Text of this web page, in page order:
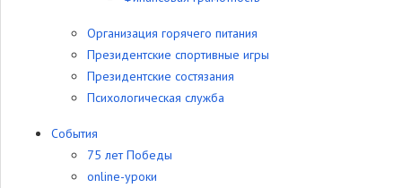
Организация горячего питания
Президентские спортивные игры
Президентские состязания
Психологическая служба
События
75 лет Победы
online-уроки